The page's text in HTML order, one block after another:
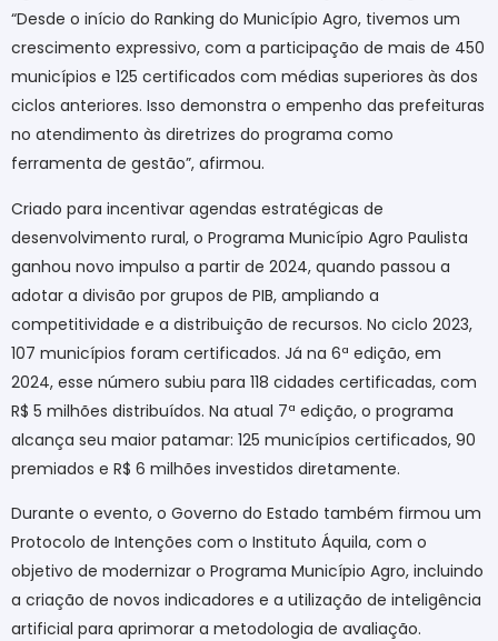
“Desde o início do Ranking do Município Agro, tivemos um
crescimento expressivo, com a participação de mais de 450
municípios e 125 certificados com médias superiores às dos
ciclos anteriores. Isso demonstra o empenho das prefeituras
no atendimento às diretrizes do programa como
ferramenta de gestão”, afirmou.
Criado para incentivar agendas estratégicas de
desenvolvimento rural, o Programa Município Agro Paulista
ganhou novo impulso a partir de 2024, quando passou a
adotar a divisão por grupos de PIB, ampliando a
competitividade e a distribuição de recursos. No ciclo 2023,
107 municípios foram certificados. Já na 6ª edição, em
2024, esse número subiu para 118 cidades certificadas, com
R$ 5 milhões distribuídos. Na atual 7ª edição, o programa
alcança seu maior patamar: 125 municípios certificados, 90
premiados e R$ 6 milhões investidos diretamente.
Durante o evento, o Governo do Estado também firmou um
Protocolo de Intenções com o Instituto Áquila, com o
objetivo de modernizar o Programa Município Agro, incluindo
a criação de novos indicadores e a utilização de inteligência
artificial para aprimorar a metodologia de avaliação.